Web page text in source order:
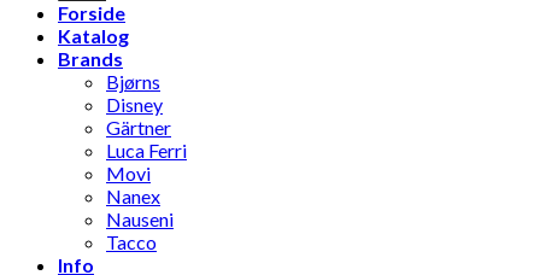
Forside
Katalog
Brands
Bjørns
Disney
Gärtner
Luca Ferri
Movi
Nanex
Nauseni
Tacco
Info